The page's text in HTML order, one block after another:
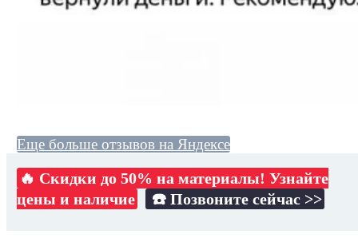
Еще больше отзывов на Яндексе
🔥 Скидки до 50% на материалы! Узнайте
цены и наличие
☎️ Позвоните сейчас >>